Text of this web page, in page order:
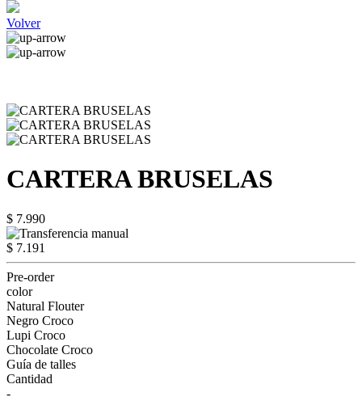
Volver
CARTERA BRUSELAS
$ 7.990
$ 7.191
Pre-order
color
Natural Flouter
Negro Croco
Lupi Croco
Chocolate Croco
Guía de talles
Cantidad
-